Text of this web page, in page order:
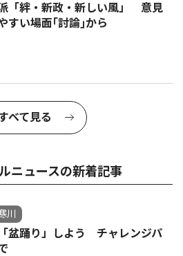
「絆・新政・新しい風」 意見
すい場面｢討論｣から
べて見る
ニュースの新着記事
川
盆踊り」しよう チャレンジパ